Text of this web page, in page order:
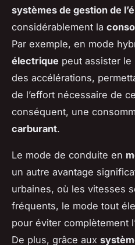
systèmes de gestion de
considérablement la
Par exemple, en mode
électrique peut assister le
des accélérations,
de l’effort nécessaire de
conséquent, une
carburant.
Le mode de conduite en
un autre avantage
urbaines, où les vitesses
fréquents, le mode tout
pour éviter complètement
De plus, grâce aux